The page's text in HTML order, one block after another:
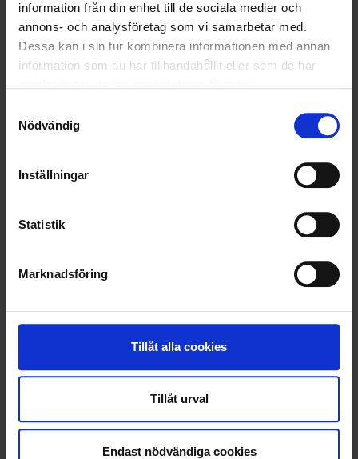
information från din enhet till de sociala medier och
annons- och analysföretag som vi samarbetar med.
Dessa kan i sin tur kombinera informationen med annan
information som du har tillhandahållit eller som de har
Nödvändig
Inställningar
Statistik
Marknadsföring
Tillåt alla cookies
Tillåt urval
Endast nödvändiga cookies
LÄS MER
Österlen
Nyheter
ALLA
NYA UPPDRAG